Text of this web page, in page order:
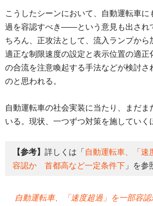
こうしたシーンにおいて、自動運転車に
過を容認すべき――という意見も出され
ちろん、正攻法として、流入ランプから
適正な制限速度の設定と表示位置の適正
の合流を注意喚起する手法などが検討さ
のと思われる。
自動運転車の社会実装に当たり、まだま
いる。現状、一つずつ対策を施していく
【参考】 詳しくは「 自動運転車、「速
容認か 首都高など一定条件下 」を参
自動運転車、「速度超過」を一部容